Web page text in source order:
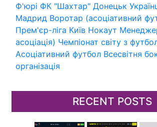
Ф'юрі ФК "Шахтар" Донецьк
Мадрид Воротар (асоціативний
Прем'єр-ліга Київ Нокаут
асоціація) Чемпіонат світу з
Асоціативний футбол Всесвітня
організація
RECENT POSTS